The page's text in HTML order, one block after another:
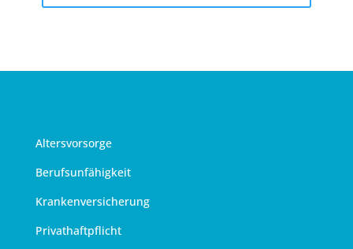
Altersvorsorge
Berufsunfähigkeit
Krankenversicherung
Privathaftpflicht